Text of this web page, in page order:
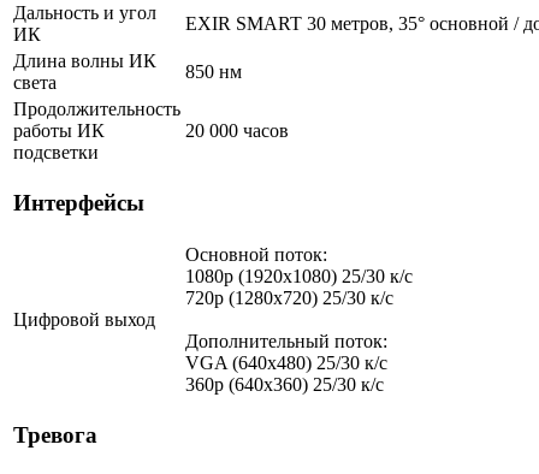
Дальность и угол
ИК
EXIR SMART 30 метров, 35° основной /
Длина волны ИК
света
850 нм
Продолжительность
работы ИК
подсветки
20 000 часов
Интерфейсы
Цифровой выход
Основной поток:
1080p (1920x1080) 25/30 к/с
720p (1280х720) 25/30 к/с
Дополнительный поток:
VGA (640x480) 25/30 к/с
360p (640x360) 25/30 к/с
Тревога